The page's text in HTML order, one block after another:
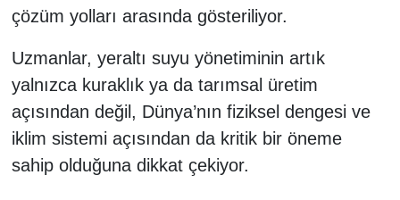
çözüm yolları arasında gösteriliyor.
Uzmanlar, yeraltı suyu yönetiminin artık
yalnızca kuraklık ya da tarımsal üretim
açısından değil, Dünya’nın fiziksel dengesi ve
iklim sistemi açısından da kritik bir öneme
sahip olduğuna dikkat çekiyor.